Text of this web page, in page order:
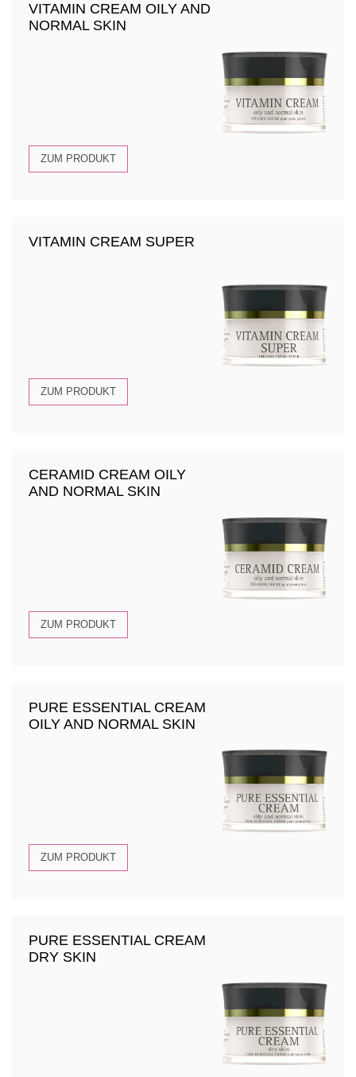
VITAMIN CREAM OILY AND
NORMAL SKIN
ZUM PRODUKT
VITAMIN CREAM SUPER
ZUM PRODUKT
CERAMID CREAM OILY
AND NORMAL SKIN
ZUM PRODUKT
PURE ESSENTIAL CREAM
OILY AND NORMAL SKIN
ZUM PRODUKT
PURE ESSENTIAL CREAM
DRY SKIN